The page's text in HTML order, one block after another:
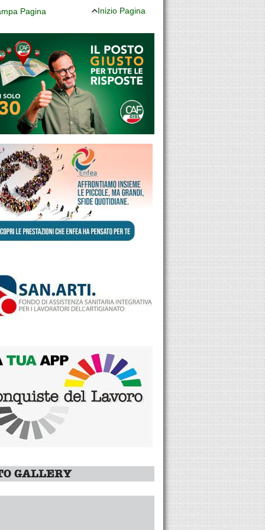
Pagina Inizio Pagina
GALLERY